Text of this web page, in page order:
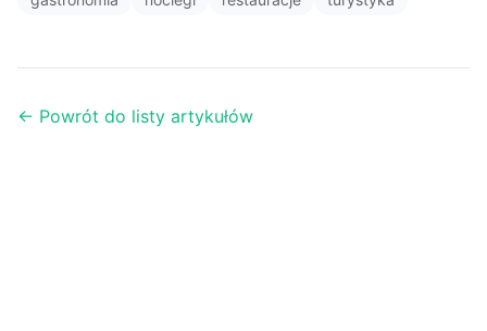
← Powrót do listy artykułów